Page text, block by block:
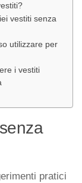
vestiti senza
utilizzare per
i vestiti
pratici